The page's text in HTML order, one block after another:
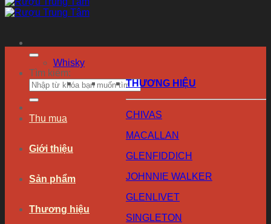
Tìm kiếm:
Thu mua
Giới thiệu
Sản phẩm
Thương hiệu
Whisky
THƯƠNG HIỆU
CHIVAS
MACALLAN
GLENFIDDICH
JOHNNIE WALKER
GLENLIVET
SINGLETON